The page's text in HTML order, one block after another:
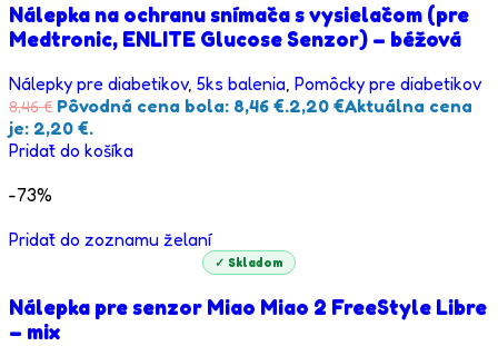
Nálepka na ochranu snímača s vysielačom (pre
Medtronic, ENLITE Glucose Senzor) – béžová
Nálepky pre diabetikov, 5ks balenia Pomôcky pre diabetikov
8,46€ Pôvodná cena bola: 8,46 €.2,20 €Aktuálna cena
je: 2,20 €.
Pridať do košíka
-73%
Pridať do zoznamu želaní
✓ Skladom
Nálepka pre senzor Miao Miao 2 FreeStyle Libre
– mix